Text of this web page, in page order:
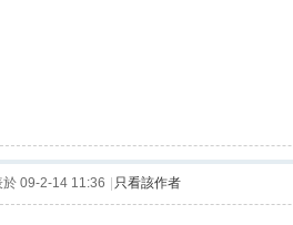
於 09-2-14 11:36 只看該作者